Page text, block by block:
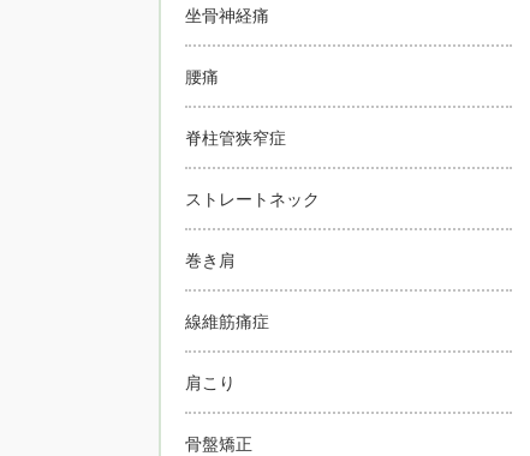
坐骨神経痛
腰痛
脊柱管狭窄症
ストレートネック
巻き肩
線維筋痛症
肩こり
骨盤矯正